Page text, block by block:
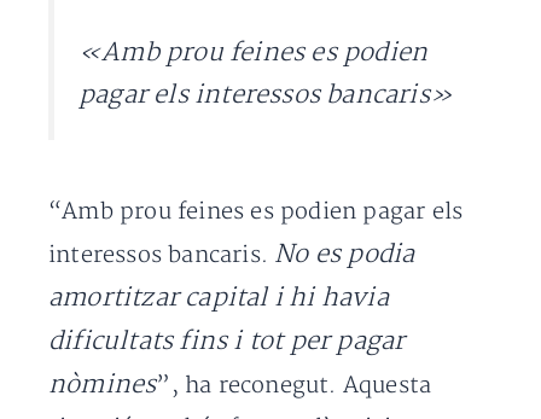
«Amb prou feines es podien
pagar els interessos bancaris»
“Amb prou feines es podien pagar els
interessos bancaris. No es podia
amortitzar capital i hi havia
dificultats fins i tot per pagar
nòmines”, ha reconegut. Aquesta